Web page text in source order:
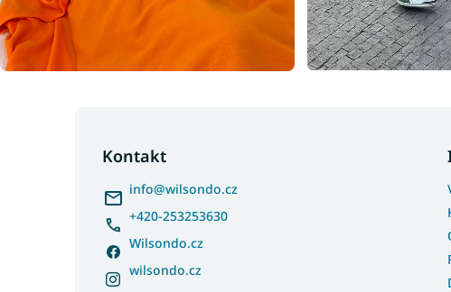
Kontakt
info@wilsondo.cz
+420-253253630
Wilsondo.cz
wilsondo.cz